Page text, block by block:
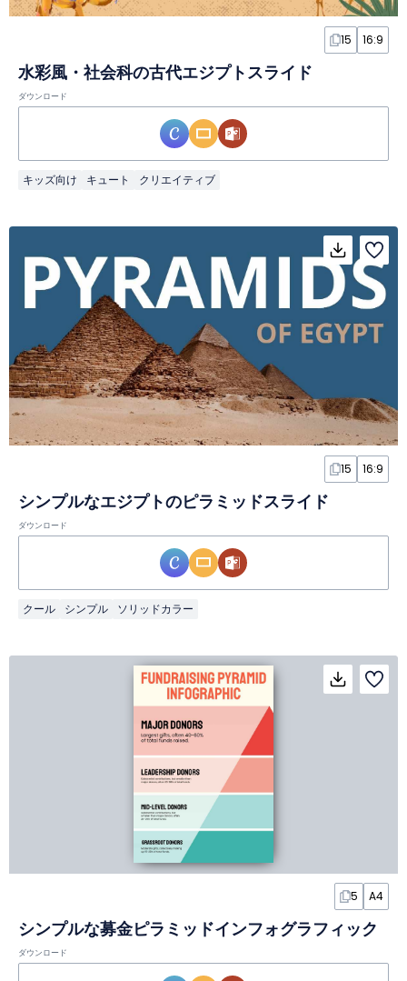
15 16:9
水彩風・社会科の古代エジプトスライド
ダウンロード
キッズ向け キュート クリエイティブ
15 16:9
シンプルなエジプトのピラミッドスライド
ダウンロード
クール シンプル ソリッドカラー
5 A4
シンプルな募金ピラミッドインフォグラフィック
ダウンロード